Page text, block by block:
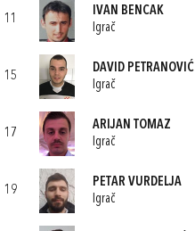
11
IVAN BENCAK
Igrač
15
DAVID PETRANOVIĆ
Igrač
17
ARIJAN TOMAZ
Igrač
19
PETAR VURDELJA
Igrač